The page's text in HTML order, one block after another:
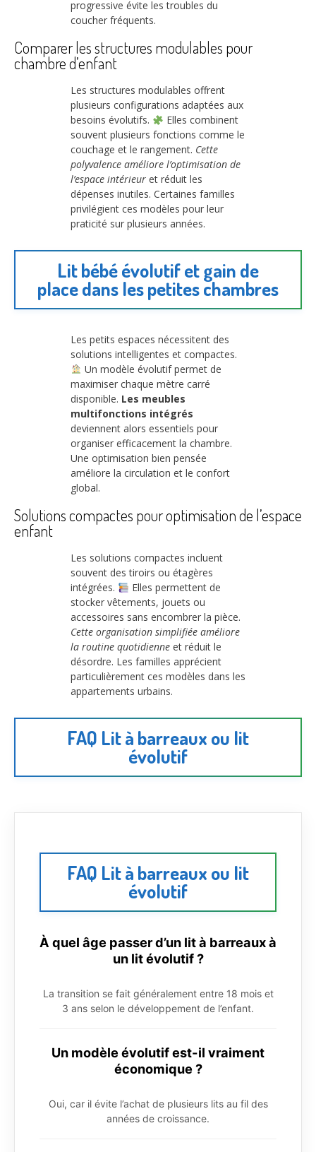
progressive évite les troubles du
coucher fréquents.
Comparer les structures modulables pour
chambre d’enfant
Les structures modulables offrent
plusieurs configurations adaptées aux
besoins évolutifs.
Elles combinent
souvent plusieurs fonctions comme le
couchage et le rangement. Cette
polyvalence améliore l’optimisation de
l’espace intérieur et réduit les
dépenses inutiles. Certaines familles
privilégient ces modèles pour leur
praticité sur plusieurs années.
Lit bébé évolutif et gain de
place dans les petites chambres
Les petits espaces nécessitent des
solutions intelligentes et compactes.
Un modèle évolutif permet de
maximiser chaque mètre carré
disponible. Les meubles
multifonctions intégrés
deviennent alors essentiels pour
organiser efficacement la chambre.
Une optimisation bien pensée
améliore la circulation et le confort
global.
Solutions compactes pour optimisation de l’espace
enfant
Les solutions compactes incluent
souvent des tiroirs ou étagères
intégrées.
Elles permettent de
stocker vêtements, jouets ou
accessoires sans encombrer la pièce.
Cette organisation simplifiée améliore
la routine quotidienne et réduit le
désordre. Les familles apprécient
particulièrement ces modèles dans les
appartements urbains.
FAQ Lit à barreaux ou lit
évolutif
FAQ Lit à barreaux ou lit
évolutif
À quel âge passer d’un lit à barreaux à
un lit évolutif ?
La transition se fait généralement entre 18 mois et
3 ans selon le développement de l’enfant.
Un modèle évolutif est-il vraiment
économique ?
Oui, car il évite l’achat de plusieurs lits au fil des
années de croissance.